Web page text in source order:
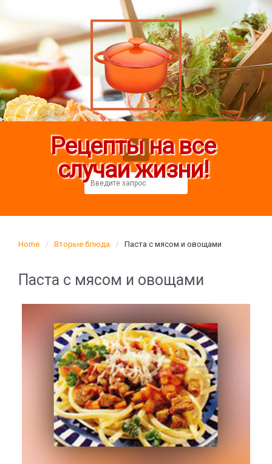
Рецепты на все
случаи жизни!
Home Вторые блюда Паста с мясом и овощами
Паста с мясом и овощами